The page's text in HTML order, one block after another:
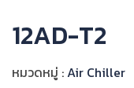
12AD-T2
หมวดหมู่ :Air Chiller